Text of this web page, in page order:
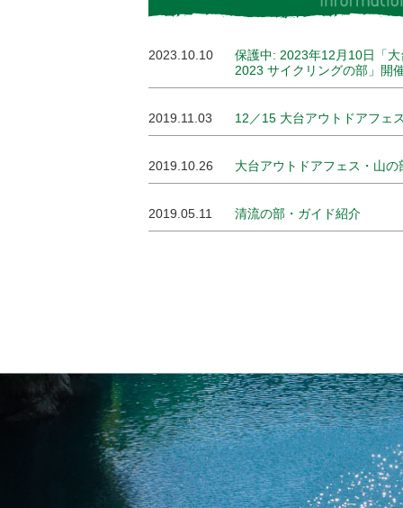
2023.10.10
保護中: 2023年12月10日「
2023 サイクリングの部」開
2019.11.03 12／15 大台アウトドアフェ
2019.10.26 大台アウトドアフェス・山
2019.05.11 清流の部・ガイド紹介